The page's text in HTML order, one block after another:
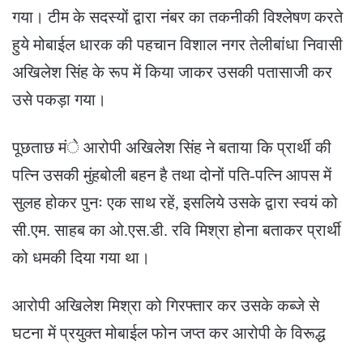
गया। टीम के सदस्यों द्वारा नंबर का तकनीकी विश्लेषण करते
हुये मोबाईल धारक की पहचान विशाल नगर तेलीबांधा निवासी
अखिलेश सिंह के रूप में किया जाकर उसकी पतासाजी कर
उसे पकड़ा गया।
पूछताछ मंे आरोपी अखिलेश सिंह ने बताया कि प्रार्थी की
पत्नि उसकी मुंहबोली बहन है तथा दोनों पति-पत्नि आपस में
सुलह होकर पुनः एक साथ रहें, इसलिये उसके द्वारा स्वयं को
सी.एम. साहब का ओ.एस.डी. रवि मिश्रा होना बताकर प्रार्थी
को धमकी दिया गया था।
आरोपी अखिलेश मिश्रा को गिरफ्तार कर उसके कब्जे से
घटना में प्रयुक्त मोबाईल फोन जप्त कर आरोपी के विरूद्ध